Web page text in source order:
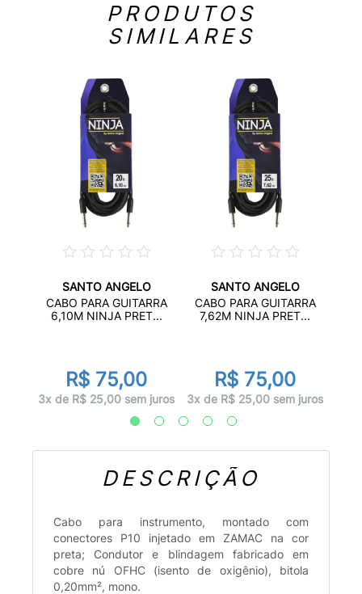
PRODUTOS
SIMILARES
SANTO ANGELO
CABO PARA GUITARRA
6,10M NINJA PRET...
R$ 75,00
3x de R$ 25,00 sem juros
SANTO ANGELO
CABO PARA GUITARRA
7,62M NINJA PRET...
R$ 75,00
3x de R$ 25,00 sem juros
DESCRIÇÃO
Cabo para instrumento, montado com
conectores P10 injetado em ZAMAC na cor
preta; Condutor e blindagem fabricado em
cobre nú OFHC (isento de oxigênio), bitola
0,20mm², mono.